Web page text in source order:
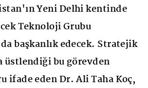
Yeni Delhi kentinde
Teknoloji Grubu
başkanlık edecek. Stratejik
bu görevden
ifade eden Dr. Ali Taha Koç,